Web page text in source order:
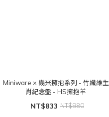
Miniware × 幾米擁抱系列 - 竹纖維生
肖紀念盤 - HS擁抱羊
NT$833 NT$980